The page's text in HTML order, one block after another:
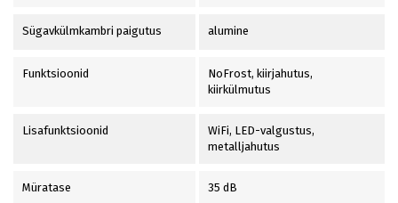
Sügavkülmkambri paigutus alumine
Funktsioonid
NoFrost, kiirjahutus,
kiirkülmutus
Lisafunktsioonid
WiFi, LED-valgustus,
metalljahutus
Müratase 35 dB